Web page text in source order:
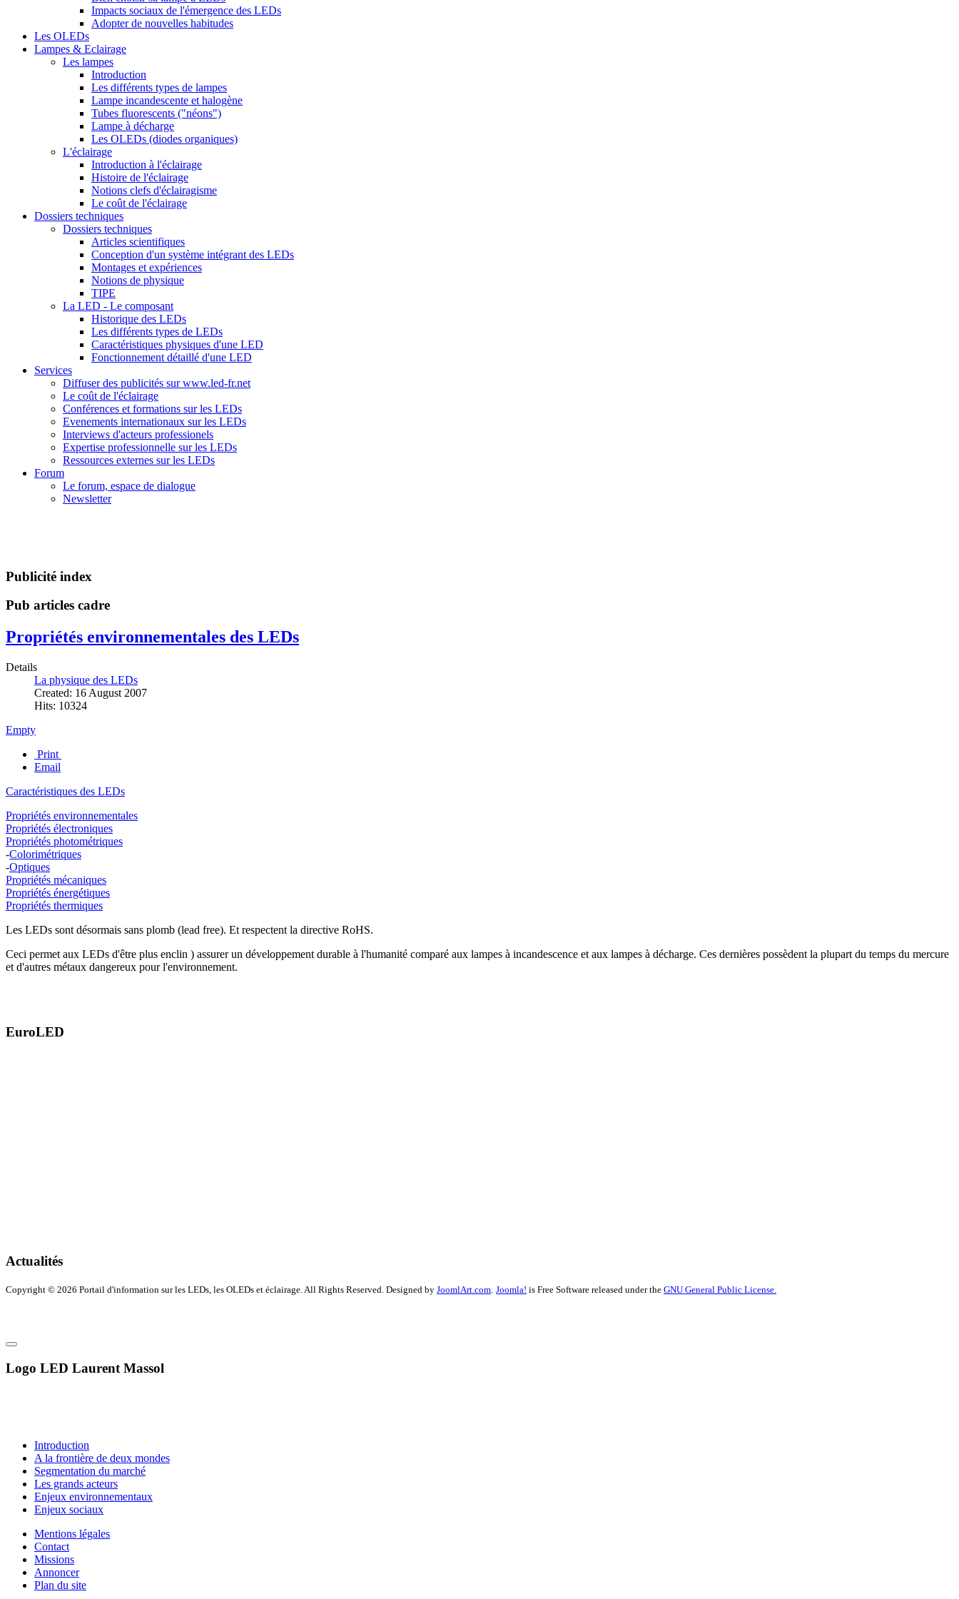
Impacts sociaux de l'émergence des LEDs
Adopter de nouvelles habitudes
Les OLEDs
Lampes & Eclairage
Les lampes
Introduction
Les différents types de lampes
Lampe incandescente et halogène
Tubes fluorescents ("néons")
Lampe à décharge
Les OLEDs (diodes organiques)
L'éclairage
Introduction à l'éclairage
Histoire de l'éclairage
Notions clefs d'éclairagisme
Le coût de l'éclairage
Dossiers techniques
Dossiers techniques
Articles scientifiques
Conception d'un système intégrant des LEDs
Montages et expériences
Notions de physique
TIPE
La LED - Le composant
Historique des LEDs
Les différents types de LEDs
Caractéristiques physiques d'une LED
Fonctionnement détaillé d'une LED
Services
Diffuser des publicités sur www.led-fr.net
Le coût de l'éclairage
Conférences et formations sur les LEDs
Evenements internationaux sur les LEDs
Interviews d'acteurs professionels
Expertise professionnelle sur les LEDs
Ressources externes sur les LEDs
Forum
Le forum, espace de dialogue
Newsletter
Publicité index
Pub articles cadre
Propriétés environnementales des LEDs
Details
La physique des LEDs
Created: 16 August 2007
Hits: 10324
Empty
Print
Email
Caractéristiques des LEDs
Propriétés environnementales
Propriétés électroniques
Propriétés photométriques
-Colorimétriques
-Optiques
Propriétés mécaniques
Propriétés énergétiques
Propriétés thermiques
Les LEDs sont désormais sans plomb (lead free). Et respectent la directive RoHS.
Ceci permet aux LEDs d'être plus enclin ) assurer un développement durable à l'humanité comparé aux lampes à incandescence et aux lampes à décharge. Ces dernières possèdent la plupart du temps du mercure
et d'autres métaux dangereux pour l'environnement.
EuroLED
Actualités
Copyright © 2026 Portail d'information sur les LEDs, les OLEDs et éclairage. All Rights Reserved. Designed by JoomlArt.com Joomla! is Free Software released under the GNU General Public License.
Logo LED Laurent Massol
Introduction
A la frontière de deux mondes
Segmentation du marché
Les grands acteurs
Enjeux environnementaux
Enjeux sociaux
Mentions légales
Contact
Missions
Annoncer
Plan du site